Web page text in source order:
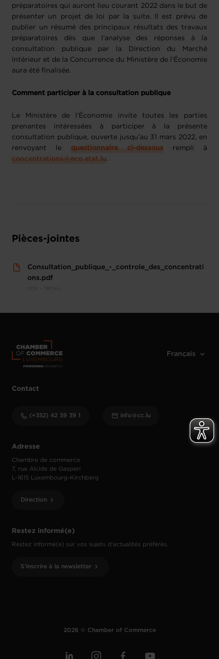
préparatoires qui auront lieu courant 2022 dans le but de
présenter un projet de loi par la suite. Il est prévu de
publier un résumé des principaux résultats des travaux
préparatoires dès que l’analyse des réponses à la
consultation publique par la Direction du Marché
Intérieur et de la Concurrence du Ministère de l’Économie
aura été finalisée.
Comment participer à la consultation publique
Le Ministère de l’Économie invite toutes les parties
prenantes intéressées à participer à la présente
consultation publique, ouverte jusqu’au 31 mars 2022, en
renvoyant le questionnaire ci-dessous
rempli à
concentrations@eco.etat.lu.
Pièces-jointes
Consultation_publique_-_controle_des_concentrati
ons.pdf
Restez informé(e)
Restez informé(e) sur vos sujets d’actualités préférés.
S'inscrire à la newsletter
Adresse
Chambre de commerce
7, rue Alcide de Gasperi
L-1615 Luxembourg-Kirchberg
Direction
Contact
(+352) 42 39 39 1 info@cc.lu
2026 © Chamber of Commerce